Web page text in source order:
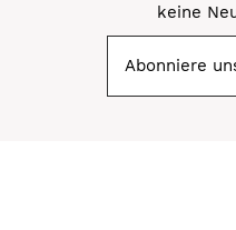
keine
Abonniere